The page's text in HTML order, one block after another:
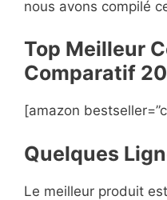
nous avons compilé
Top Meilleur
Comparatif
[amazon
Quelques
Le meilleur produit